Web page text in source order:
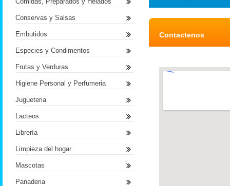
Contactenos
Conservas y Salsas
Embutidos
Especies y Condimentos
Frutas y Verduras
Higiene Personal y Perfumeria
Jugueteria
Lacteos
Librería
Limpieza del hogar
Mascotas
Panaderia